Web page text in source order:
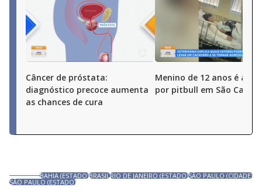
Câncer de próstata:
diagnóstico precoce aumenta
as chances de cura
Menino de 12 anos é
por pitbull em São Carlos
BAHIA (ESTADO)BRASILRIO DE JANEIRO (ESTADO)SÃO PAULO (CIDADE)
SÃO PAULO (ESTADO)